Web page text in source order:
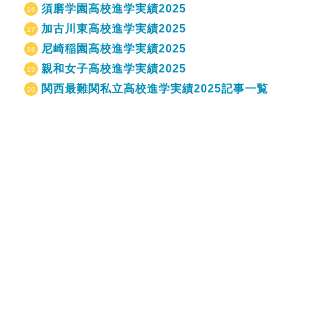
須磨学園高校進学実績2025
加古川東高校進学実績2025
尼崎稲園高校進学実績2025
親和女子高校進学実績2025
関西最難関私立高校進学実績2025記事一覧